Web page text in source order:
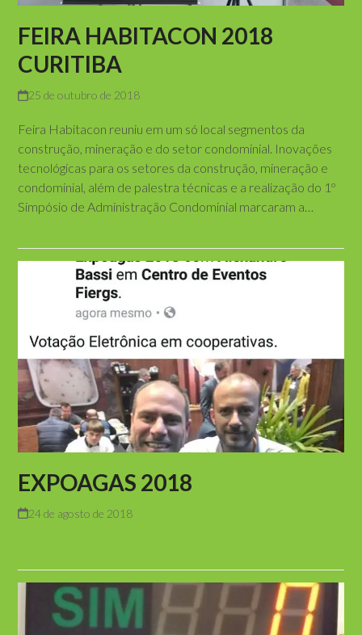
FEIRA HABITACON 2018
CURITIBA
25 de outubro de 2018
Feira Habitacon reuniu em um só local segmentos da
construção, mineração e do setor condominial. Inovações
tecnológicas para os setores da construção, mineração e
condominial, além de palestra técnicas e a realização do 1º
Simpósio de Administração Condominial marcaram a…
EXPOAGAS 2018
24 de agosto de 2018